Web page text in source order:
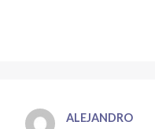
ALEJANDRO